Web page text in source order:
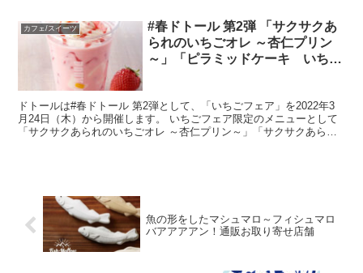
カフェ/スイーツ
#春ドトール 第2弾 「サクサクあ
られのいちごオレ ～杏仁プリン
～」「ピラミッドケーキ いち
ドトールは#春ドトール 第2弾として、「いちごフェア」を2022年3
月24日（木）から開催します。 いちごフェア限定のメニューとして
「サクサクあられのいちごオレ ～杏仁プリン～」「サクサクあられ
魚の形をしたマシュマロ～フィシュマロ
バアアアアン！通販お取り寄せ店舗